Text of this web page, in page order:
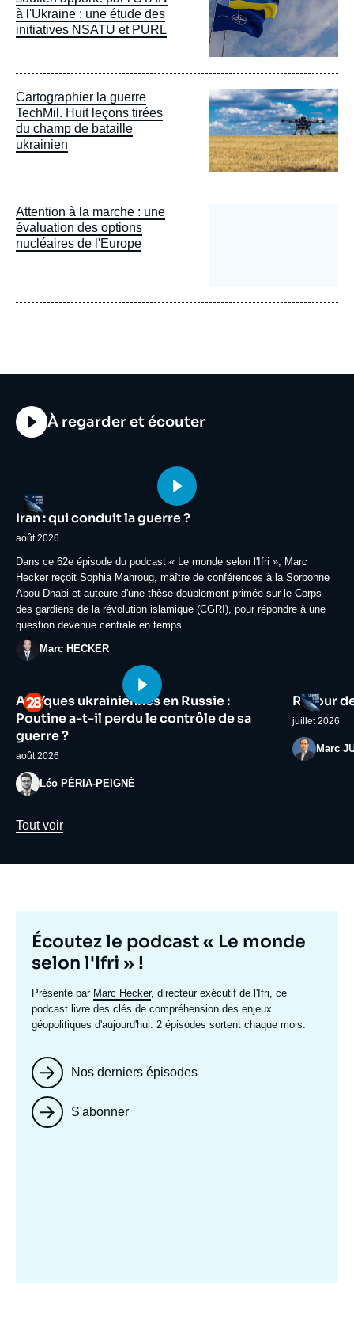
à l'Ukraine : une étude des
initiatives NSATU et PURL
Cartographier la guerre
TechMil. Huit leçons tirées
du champ de bataille
ukrainien
Image
principale
Attention à la marche : une
évaluation des options
nucléaires de l'Europe
Titre
À regarder et écouter
Logo
Image
principale
médiatique
Iran : qui conduit la guerre ?
août 2026
Accroche
Dans ce 62e épisode du podcast « Le monde selon l'Ifri », Marc
Hecker reçoit Sophia Mahroug, maître de conférences à la Sorbonne
Abou Dhabi et auteure d'une thèse doublement primée sur le Corps
des gardiens de la révolution islamique (CGRI), pour répondre à une
question devenue centrale en temps
PhotoMarc HECKER
Logo
Image
principale
médiatique
Attaques ukrainiennes en Russie :
Poutine a-t-il perdu le contrôle de sa
guerre ?
août 2026
PhotoLéo PÉRIA-PEIGNÉ
Logo
Image
principale
Retour
juillet 2026
PhotoMarc
Lien
Tout voir
Titre
mis
en
avant
Écoutez le podcast « Le monde
selon l'Ifri » !
Texte
accroche
Présenté par Marc Hecker, directeur exécutif de l'Ifri, ce
podcast livre des clés de compréhension des enjeux
géopolitiques d'aujourd'hui. 2 épisodes sortent chaque mois.
Nos derniers épisodes
S'abonner